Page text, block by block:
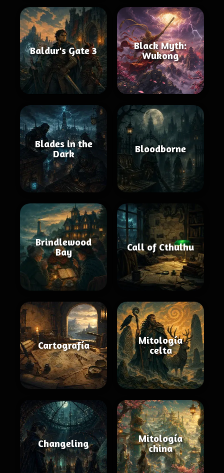
Baldur's Gate 3
Black Myth:
Wukong
Blades in the
Dark
Bloodborne
Brindlewood
Bay
Call of Cthulhu
Cartografía
Mitología
celta
Changeling
Mitología
china